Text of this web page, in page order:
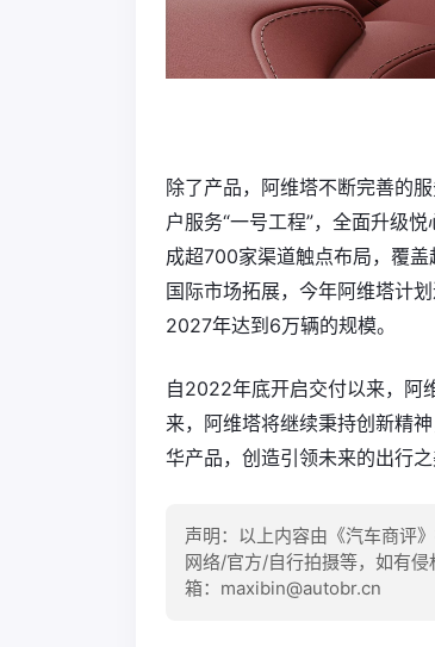
除了产品，阿维塔不断完善的
户服务“一号工程”，全面升级
成超700家渠道触点布局，覆
国际市场拓展，今年阿维塔计
2027年达到6万辆的规模。
自2022年底开启交付以来，阿
来，阿维塔将继续秉持创新精
华产品，创造引领未来的出行之
声明：以上内容由《汽车商评
网络/官方/自行拍摄等，如有
箱：maxibin@autobr.cn